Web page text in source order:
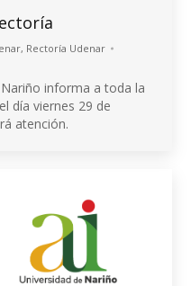
, Rectoría Udenar
informa a toda la
día viernes 29 de
atención.